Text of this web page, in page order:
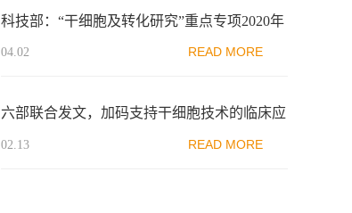
科技部：“干细胞及转化研究”重点专项2020年
度项目申报指南
04.02 READ MORE
六部联合发文，加码支持干细胞技术的临床应
用
02.13 READ MORE